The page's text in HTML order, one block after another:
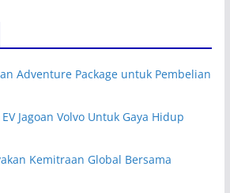
Adventure Package untuk Pembelian
Jagoan Volvo Untuk Gaya Hidup
Kemitraan Global Bersama